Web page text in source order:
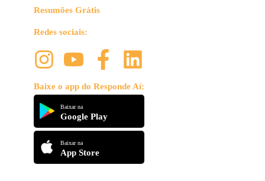
Resumões Grátis
Redes sociais:
Baixe o app do Responde Aí:
Baixar na
Google Play
Baixar na
App Store